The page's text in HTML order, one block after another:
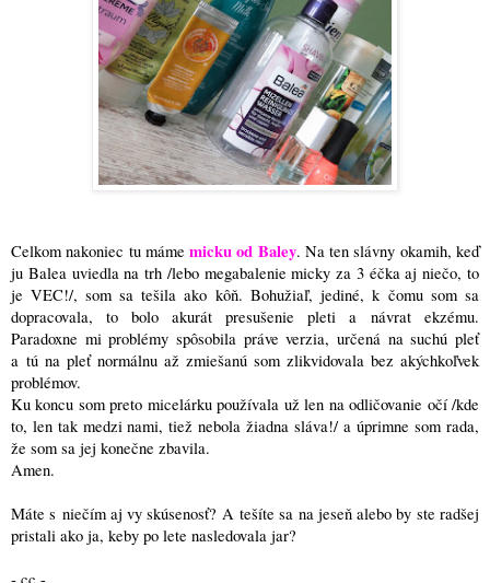
Celkom nakoniec tu mámemicku od Baley. Na ten slávny okamih, keď
ju Balea uviedla na trh /lebo megabalenie micky za 3 éčka aj niečo, to
je VEC!/, som sa tešila ako kôň. Bohužiaľ, jediné, k čomu som sa
dopracovala, to bolo akurát presušenie pleti a návrat ekzému.
Paradoxne mi problémy spôsobila práve verzia, určená na suchú pleť
a tú na pleť normálnu až zmiešanú som zlikvidovala bez akýchkoľvek
problémov.
Ku koncu som preto micelárku používala už len na odličovanie očí /kde
to, len tak medzi nami, tiež nebola žiadna sláva!/ a úprimne som rada,
že som sa jej konečne zbavila.
Amen.
Máte s niečím aj vy skúsenosť? A tešíte sa na jeseň alebo by ste radšej
pristali ako ja, keby po lete nasledovala jar?
- cc -